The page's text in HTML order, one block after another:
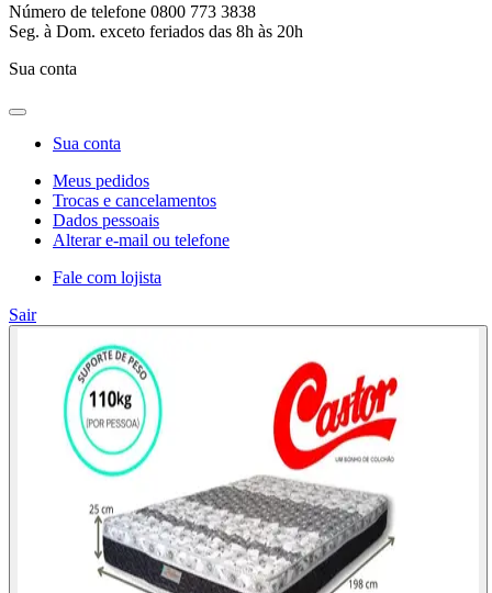
Número de telefone 0800 773 3838
Seg. à Dom. exceto feriados das 8h às 20h
Sua conta
Sua conta
Meus pedidos
Trocas e cancelamentos
Dados pessoais
Alterar e-mail ou telefone
Fale com lojista
Sair